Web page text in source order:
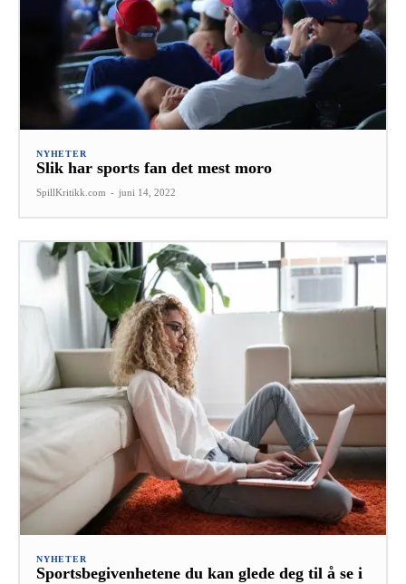
NYHETER
Slik har sports fan det mest moro
SpillKritikk.com - juni 14, 2022
NYHETER
Sportsbegivenhetene du kan glede deg til å se i